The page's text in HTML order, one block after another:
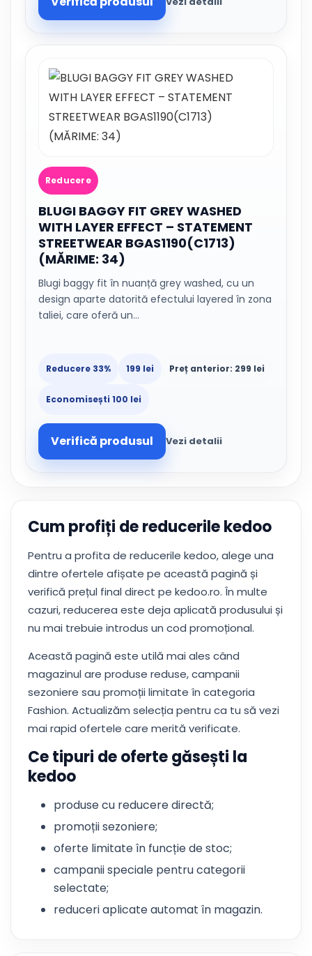
Reducere
BLUGI BAGGY FIT GREY WASHED
WITH LAYER EFFECT – STATEMENT
STREETWEAR BGAS1190(C1713)
(MĂRIME: 34)
Blugi baggy fit în nuanță grey washed, cu un
design aparte datorită efectului layered în zona
taliei, care oferă un…
Reducere 33% 199 lei Preț anterior: 299 lei
Economisești 100 lei
Verifică produsul Vezi detalii
Cum profiți de reducerile kedoo
Pentru a profita de reducerile kedoo, alege una
dintre ofertele afișate pe această pagină și
verifică prețul final direct pe kedoo.ro. În multe
cazuri, reducerea este deja aplicată produsului și
nu mai trebuie introdus un cod promoțional.
Această pagină este utilă mai ales când
magazinul are produse reduse, campanii
sezoniere sau promoții limitate în categoria
Fashion. Actualizăm selecția pentru ca tu să vezi
mai rapid ofertele care merită verificate.
Ce tipuri de oferte găsești la
kedoo
produse cu reducere directă;
promoții sezoniere;
oferte limitate în funcție de stoc;
campanii speciale pentru categorii
selectate;
reduceri aplicate automat în magazin.